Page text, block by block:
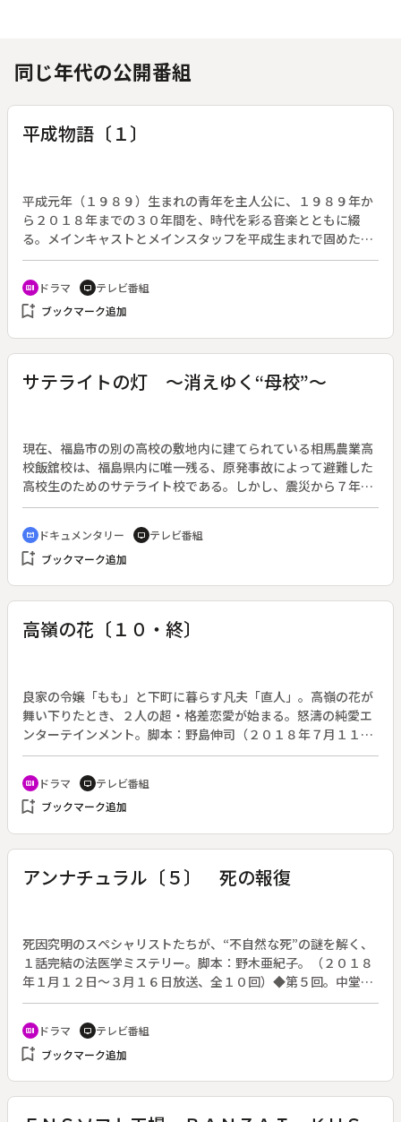
同じ年代の公開番組
平成物語〔１〕
平成元年（１９８９）生まれの青年を主人公に、１９８９年か
ら２０１８年までの３０年間を、時代を彩る音楽とともに綴
る。メインキャストとメインスタッフを平成生まれで固めたド
ラマ。脚本：加藤拓也。（２０１８年３月２３日～３０日放
送、全２回）◆第１回。１９８９年、昭和から平成へと元号が
変わるのと同時に平成（岡山天音）は生まれた。父親の勘違い
から平成と書いて「ヒラナリ」と名づけられた平成は、どこに
さい頃はサッカー選手を夢見て、高校生になるとミュージシャ
ンを目指すようになった。大学進学と同時に上京。東京では、
バンド活動に明け暮れ、同じ平成元年生まれの紡（片山友希）
た結から助けて欲しいとの連絡が届く。
recent_actors ドラマ tv テレビ番組
bookmark_add ブックマーク追加
サテライトの灯 ～消えゆく“母校”～
現在、福島市の別の高校の敷地内に建てられている相馬農業高
校飯舘校は、福島県内に唯一残る、原発事故によって避難した
高校生のためのサテライト校である。しかし、震災から７年が
経ち、生徒の９割は飯舘村以外の出身者だ。飯舘校の持つ意味
合いは、本来のサテライト校から変化していき、今では不登校
などの問題を抱える生徒たちの受け皿となっていた。飯舘校演
劇部が演じるのは、サテライト校が無くなる日のこと。その演
大会最優秀賞を獲得、全国大会へも出場した。福島市出身で演
劇部部長の千那さんは、演劇を通して母校、そして自分自身の
痛みと向き合ってきた。しかし、ある日サテライト校廃止が決
れながらも、歩みを進める若者達の姿を通して、福島の今を見
つめる。
cinematic_blur ドキュメンタリー tv テレビ番組
bookmark_add ブックマーク追加
高嶺の花〔１０・終〕
良家の令嬢「もも」と下町に暮らす凡夫「直人」。高嶺の花が
舞い下りたとき、２人の超・格差恋愛が始まる。怒濤の純愛エ
ンターテインメント。脚本：野島伸司（２０１８年７月１１日
～９月１２日放送、全１０回）◆最終回。次期家元争いの中
で、市松（小日向文世）から自分が実の娘ではないと知らさ
れ、激しく動揺するもも（石原さとみ）。一方、次期家元とし
て選ばれたはずの妹のなな（芳根京子）は、なぜかその座を降
ももは思い留まらせようとするが、ななの気持ちは変わらなか
った。そんな妹を見たももは、自らの境遇を受け入れ、ある決
断をする。そしてももは直人に別れを告げる。
recent_actors ドラマ tv テレビ番組
bookmark_add ブックマーク追加
アンナチュラル〔５〕 死の報復
死因究明のスペシャリストたちが、“不自然な死”の謎を解く、
１話完結の法医学ミステリー。脚本：野木亜紀子。（２０１８
年１月１２日～３月１６日放送、全１０回）◆第５回。中堂
（井浦新）が木林（竜星涼）の手引きで葬儀前のご遺体を検案
する様子を見たミコト（石原さとみ）は、ＵＤＩラボの所長・
神倉（松重豊）に中堂の過去に何があったかを問い詰める。そ
して８年前、中堂が恋人の他殺体を解剖したことを知る。中堂
る。そんな中、ＵＤＩラボに青森から遺体が届く。解剖を依頼
してきたのは鈴木功（泉澤祐希）で、妻の死因を調べて欲しい
recent_actors ドラマ tv テレビ番組
bookmark_add ブックマーク追加